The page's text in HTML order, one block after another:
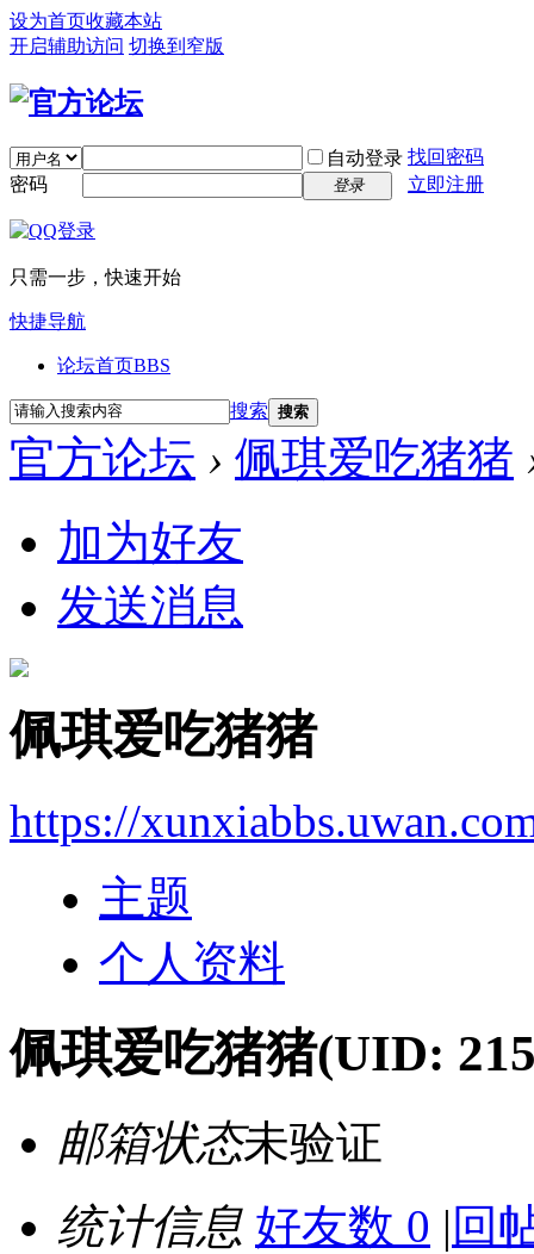
设为首页收藏本站
开启辅助访问 切换到窄版
自动登录 找回密码
密码
登录 立即注册
只需一步，快速开始
快捷导航
论坛首页BBS
搜索 搜索
官方论坛 › 佩琪爱吃猪猪
加为好友
发送消息
佩琪爱吃猪猪
https://
主题
个人资料
佩琪爱吃猪猪(UID:
邮箱状态未验证
统计信息 好友数 0 | 回